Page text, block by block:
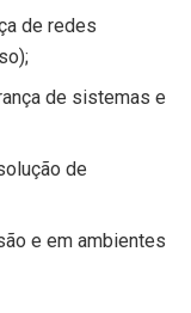
de redes
de sistemas e
de
e em ambientes